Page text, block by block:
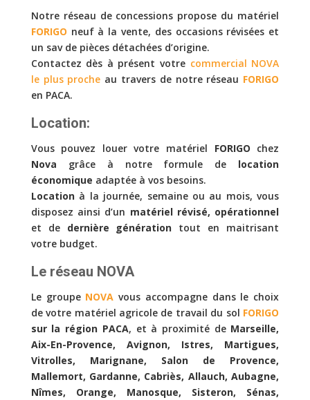
Notre réseau de concessions propose du matériel
FORIGO neuf à la vente, des occasions révisées et
un sav de pièces détachées d’origine.
Contactez dès à présent votre commercial NOVA
le plus proche au travers de notre réseau FORIGO
en PACA.
Location:
Vous pouvez louer votre matériel FORIGO chez
Nova grâce à notre formule de location
économique adaptée à vos besoins.
Location à la journée, semaine ou au mois, vous
disposez ainsi d’un matériel révisé, opérationnel
et de dernière génération tout en maitrisant
votre budget.
Le réseau NOVA
Le groupe NOVA vous accompagne dans le choix
de votre matériel agricole de travail du sol FORIGO
sur la région PACA, et à proximité de Marseille,
Aix-En-Provence, Avignon, Istres, Martigues,
Vitrolles, Marignane, Salon de Provence,
Mallemort, Gardanne, Cabriès, Allauch, Aubagne,
Nîmes, Orange, Manosque, Sisteron, Sénas,